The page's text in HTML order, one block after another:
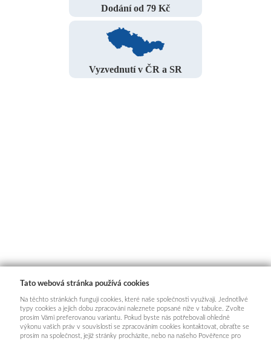
Dodání od 79 Kč
Vyzvednutí v ČR a SR
Tato webová stránka používá cookies
Na těchto stránkách fungují cookies, které naše společnosti využívají. Jednotlivé
typy cookies a jejich dobu zpracování naleznete popsané níže v tabulce. Zvolte
prosím Vámi preferovanou variantu. Pokud byste nás potřebovali ohledně
výkonu vašich práv v souvislosti se zpracováním cookies kontaktovat, obraťte se
prosím na společnost, jejíž stránky procházíte, nebo na našeho Pověřence pro